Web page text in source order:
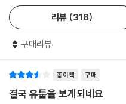
가을 하늘에 잠자리
Part 3. 식물
채소를 먹으면 건강해져요
꽃에 물 주기는 내가 할게요!
리뷰 318
구매리뷰
종이책 구매
결국 유툽을 보게되네요